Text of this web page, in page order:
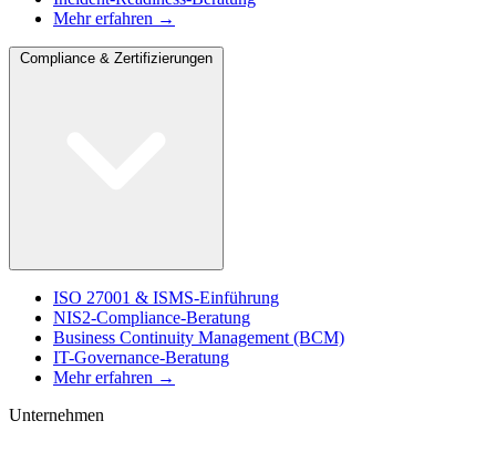
Mehr erfahren →
ISO 27001 & ISMS-Einführung
NIS2-Compliance-Beratung
Business Continuity Management (BCM)
IT-Governance-Beratung
Mehr erfahren →
Unternehmen